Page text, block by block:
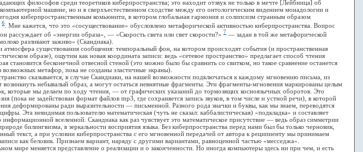
философов среди теоретиков киберпространства; это находит отзвук не только в мечте [Лейбница] об
машине, но и в сверхъестественном сходстве между его онтологическим видением монадологии и
киберпространственным комьюнити, в котором глобальная гармония и солипсизм странным образом
6 . Мне кажется, что это «сосуществование» обусловлено метафорической активностью киберпространства. Вопрос
рассуждает об «энергии образа», — «Скорость света или свет скорости?» 7 — задан в той же метафорической
разливают заживо» (Скандиака).
существования сообщения: темпоральный фон, на котором происходят события (и пространственная
образе), ощутим как новая координата записи: ведь «сетевое пространство» предлагает способ чтения
становится бесконечной отвесной стеной (это можно было бы сравнить со свитком, но такое сравнение останется
возможных метафор, пока не созданы эластичные экраны).
сказывается, в случае Скандиаки, на нашей возможности подключаться к каждому мгновению письма, из
возникнуть небывалый образ, а могут остаться невнятные фрагменты. Эти фрагменты-мгновения маркированы целым
которые мы делаем по ходу чтения, — от графических указаний до тормозящих косноязычных оборотов. Это
(пока не задействован формат файлов mp3, где сохраняется запись звуков, в том числе и устной речи), в которой
деформированы ради выразительности — письменной. Разного рода значки и буквы, как мы знаем, переводятся
Эта невидимая пользователю математическая (чуть не сказал: каббалистическая) «подкладка» и составляет
информационной вселенной. Скандиака как раз чувствует это математическое присутствие — ведь образ симметрии
билингвизма, в зеркальности восприятия языка. Без киберпространства перед нами был бы только черновик,
текст, а при условии киберпространства с его мгновенной передачей от автора к реципиенту мы принимаем
как беловик. Признаем вариант, наряду с другими вариантами, равноценной частью «месседжа».
мире меняется представление о реализации и о законченности. Но иногда компьютеры здесь ни при чем, и есть